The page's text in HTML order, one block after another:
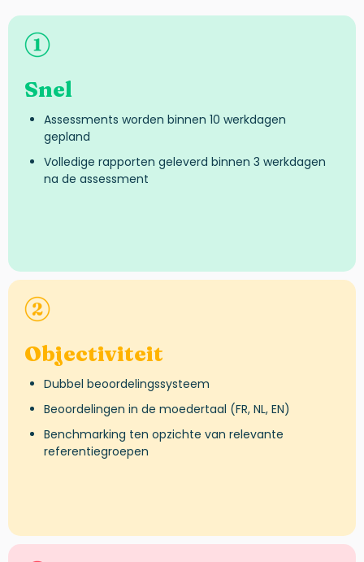
Snel
Assessments worden binnen 10 werkdagen
gepland
Volledige rapporten geleverd binnen 3 werkdagen
na de assessment
Objectiviteit
Dubbel beoordelingssysteem
Beoordelingen in de moedertaal (FR, NL, EN)
Benchmarking ten opzichte van relevante
referentiegroepen